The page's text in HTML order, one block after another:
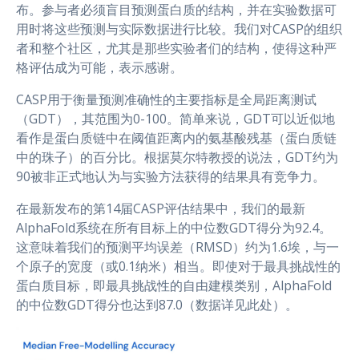
布。参与者必须盲目预测蛋白质的结构，并在实验数据可
用时将这些预测与实际数据进行比较。我们对CASP的组织
者和整个社区，尤其是那些实验者们的结构，使得这种严
格评估成为可能，表示感谢。
CASP用于衡量预测准确性的主要指标是全局距离测试
（GDT），其范围为0-100。简单来说，GDT可以近似地
看作是蛋白质链中在阈值距离内的氨基酸残基（蛋白质链
中的珠子）的百分比。根据莫尔特教授的说法，GDT约为
90被非正式地认为与实验方法获得的结果具有竞争力。
在最新发布的第14届CASP评估结果中，我们的最新
AlphaFold系统在所有目标上的中位数GDT得分为92.4。
这意味着我们的预测平均误差（RMSD）约为1.6埃，与一
个原子的宽度（或0.1纳米）相当。即使对于最具挑战性的
蛋白质目标，即最具挑战性的自由建模类别，AlphaFold
的中位数GDT得分也达到87.0（数据详见此处）。